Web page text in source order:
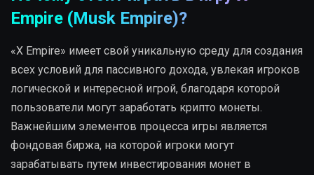
Empire (Musk Empire)?
«X Empire» имеет свой уникальную среду для создания
всех условий для пассивного дохода, увлекая игроков
логической и интересной игрой, благодаря которой
пользователи могут заработать крипто монеты.
Важнейшим элементов процесса игры является
фондовая биржа, на которой игроки могут
зарабатывать путем инвестирования монет в